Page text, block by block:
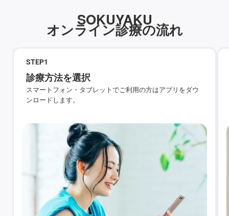
SOKUYAKU
オンライン診療の流れ
STEP1
診療方法を選択
スマートフォン・タブレットでご利用の方はアプリをダウ
ンロードします。